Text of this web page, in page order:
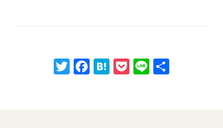
Twitter
Facebook
Hatena
Pocket
Line共